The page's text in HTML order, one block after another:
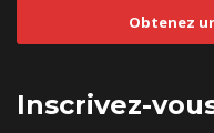
Obtenez
Inscrivez-